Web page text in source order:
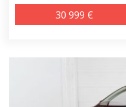
30 999 €